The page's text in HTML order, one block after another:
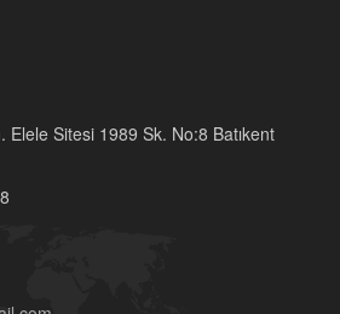
Elele Sitesi 1989 Sk. No:8 Batıkent